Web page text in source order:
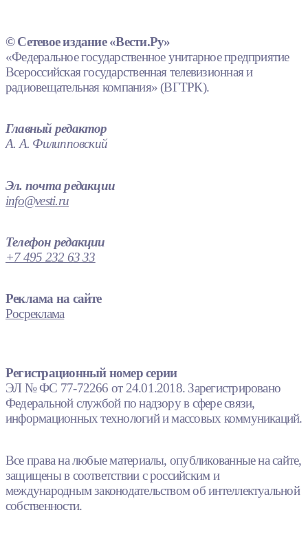
© Сетевое издание «Вести.Ру»
«Федеральное государственное унитарное предприятие
Всероссийская государственная телевизионная и
радиовещательная компания» (ВГТРК).
Главный редактор
А. А. Филипповский
Эл. почта редакции
info@vesti.ru
Телефон редакции
+7 495 232 63 33
Реклама на сайте
Росреклама
Регистрационный номер серии
ЭЛ № ФС 77-72266 от 24.01.2018. Зарегистрировано
Федеральной службой по надзору в сфере связи,
информационных технологий и массовых коммуникаций.
Все права на любые материалы, опубликованные на сайте,
защищены в соответствии с российским и
международным законодательством об интеллектуальной
собственности.